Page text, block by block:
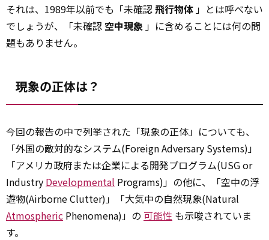
それは、1989年以前でも「未確認飛行物体 」とは呼べない
でしょうが、「未確認 空中現象 」に含めることには何の問
題もありません。
現象の正体は？
今回の報告の中で列挙された「現象の正体」についても、
「外国の敵対的なシステム(Foreign Adversary Systems)」
「アメリカ政府または企業による開発プログラム(USG or
Industry Developmental Programs)」の他に、「空中の浮
遊物(Airborne Clutter)」「大気中の自然現象(Natural
Atmospheric Phenomena)」の 可能性 も示唆されていま
す。